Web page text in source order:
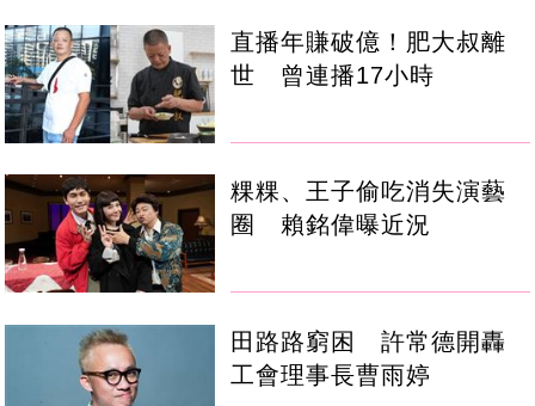
直播年賺破億！肥大叔離
世 曾連播17小時
粿粿、王子偷吃消失演藝
圈 賴銘偉曝近況
田路路窮困 許常德開轟
工會理事長曹雨婷